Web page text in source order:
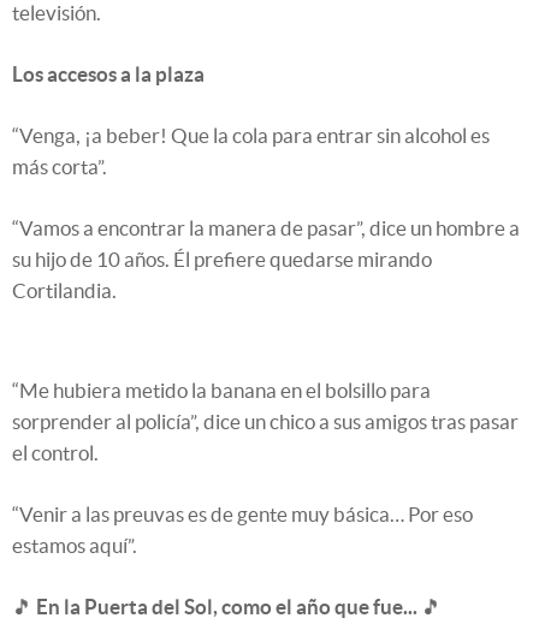
televisión.
Los accesos a la plaza
“Venga, ¡a beber! Que la cola para entrar sin alcohol es
más corta”.
“Vamos a encontrar la manera de pasar”, dice un hombre a
su hijo de 10 años. Él prefiere quedarse mirando
Cortilandia.
“Me hubiera metido la banana en el bolsillo para
sorprender al policía”, dice un chico a sus amigos tras pasar
el control.
“Venir a las preuvas es de gente muy básica… Por eso
estamos aquí”.
🎵 En la Puerta del Sol, como el año que fue... 🎵